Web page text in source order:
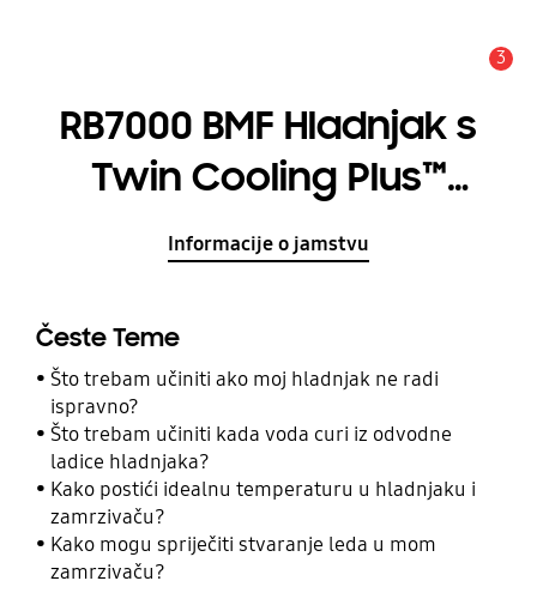
3
RB7000 BMF Hladnjak s
Twin Cooling Plus™
tehnologijom, 406 ℓ
Informacije o jamstvu
Česte Teme
Što trebam učiniti ako moj hladnjak ne radi
ispravno?
Što trebam učiniti kada voda curi iz odvodne
ladice hladnjaka?
Kako postići idealnu temperaturu u hladnjaku i
zamrzivaču?
Kako mogu spriječiti stvaranje leda u mom
zamrzivaču?